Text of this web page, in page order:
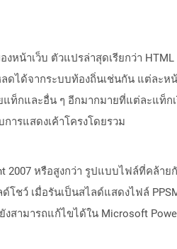
น้าเว็บ ตัวแปรล่าสุดเรียกว่า HTML
ดได้จากระบบท้องถิ่นเช่นกัน แต่ละห
แท็กและอื่น ๆ อีกมากมายที่แต่ละแท็ก
ารแสดงเค้าโครงโดยรวม
2007 หรือสูงกว่า รูปแบบไฟล์ที่คล้าย
ชว์ เมื่อรันเป็นสไลด์แสดงไฟล์
สามารถแก้ไขได้ใน Microsoft